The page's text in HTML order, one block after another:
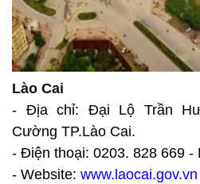
Lào Cai
- Địa chỉ: Đại Lộ Trần
Cường TP.Lào Cai.
- Điện thoại: 0203. 828 669 -
- Website: www.laocai.gov.vn